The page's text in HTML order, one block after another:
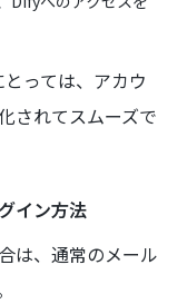
っては、アカウ
されてスムーズで
イン方法
は、通常のメール